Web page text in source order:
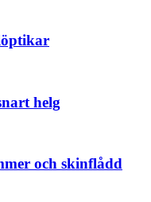
helg
och skinflådd